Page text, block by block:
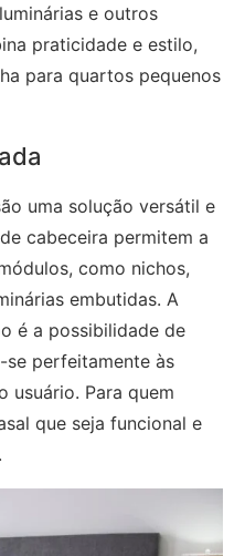
e outros
praticidade e estilo,
para quartos pequenos
uma solução versátil e
cabeceira permitem a
como nichos,
embutidas. A
é a possibilidade de
se perfeitamente às
usuário. Para quem
que seja funcional e